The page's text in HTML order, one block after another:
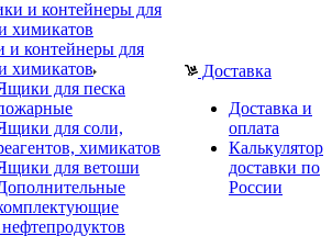
и контейнеры для
химикатов
для песка
для соли,
химикатов
для ветоши
Доставка
Доставка и
оплата
Калькулятор
доставки по
России